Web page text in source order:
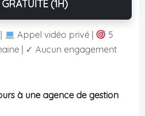
GRATUITE (1H)
Appel vidéo privé |
5
| ✓ Aucun engagement
à une agence de gestion